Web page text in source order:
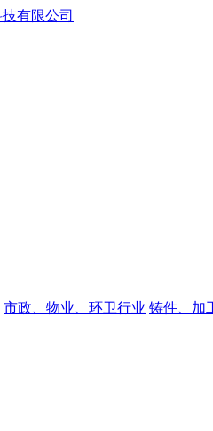
市政、物业、环卫行业 铸件、加